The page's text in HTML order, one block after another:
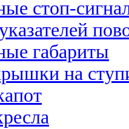
стоп-
габариты
на